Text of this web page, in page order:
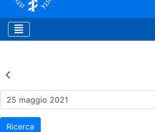
Risultati della
Ricerca